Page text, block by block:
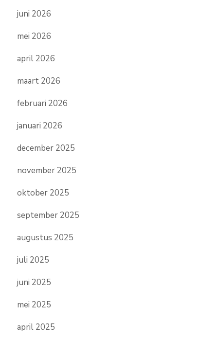
juni 2026
mei 2026
april 2026
maart 2026
februari 2026
januari 2026
december 2025
november 2025
oktober 2025
september 2025
augustus 2025
juli 2025
juni 2025
mei 2025
april 2025